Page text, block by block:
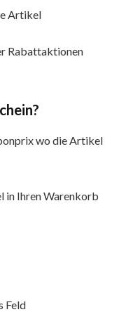
Artikel
Rabattaktionen
wo die Artikel
in Ihren Warenkorb
Feld